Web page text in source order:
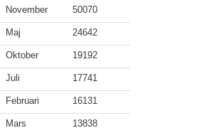
November 50070
Maj 24642
Oktober 19192
Juli 17741
Februari 16131
Mars 13838